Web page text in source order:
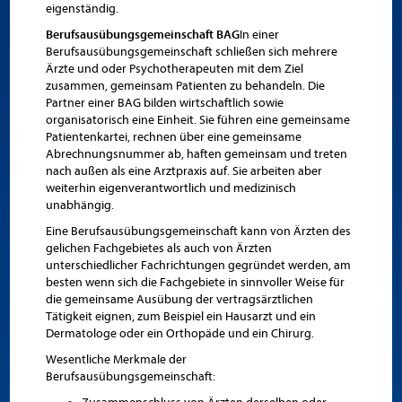
eigenständig.
Berufsausübungsgemeinschaft BAGIn einer
Berufsausübungsgemeinschaft schließen sich mehrere
Ärzte und oder Psychotherapeuten mit dem Ziel
zusammen, gemeinsam Patienten zu behandeln. Die
Partner einer BAG bilden wirtschaftlich sowie
organisatorisch eine Einheit. Sie führen eine gemeinsame
Patientenkartei, rechnen über eine gemeinsame
Abrechnungsnummer ab, haften gemeinsam und treten
nach außen als eine Arztpraxis auf. Sie arbeiten aber
weiterhin eigenverantwortlich und medizinisch
unabhängig.
Eine Berufsausübungsgemeinschaft kann von Ärzten des
gelichen Fachgebietes als auch von Ärzten
unterschiedlicher Fachrichtungen gegründet werden, am
besten wenn sich die Fachgebiete in sinnvoller Weise für
die gemeinsame Ausübung der vertragsärztlichen
Tätigkeit eignen, zum Beispiel ein Hausarzt und ein
Dermatologe oder ein Orthopäde und ein Chirurg.
Wesentliche Merkmale der
Berufsausübungsgemeinschaft: